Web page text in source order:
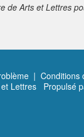
de Arts et Lettres
| Conditions
Lettres Propulsé